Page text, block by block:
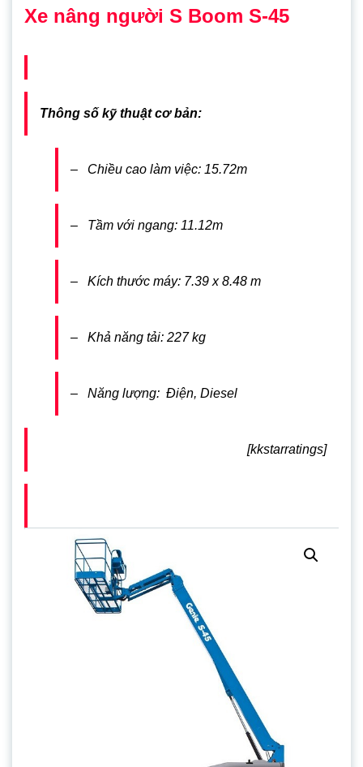
Xe nâng người S Boom S-45
Thông số kỹ thuật cơ bản:
– Chiều cao làm việc: 15.72m
– Tầm với ngang: 11.12m
– Kích thước máy: 7.39 x 8.48 m
– Khả năng tải: 227 kg
– Năng lượng: Điện, Diesel
[kkstarratings]